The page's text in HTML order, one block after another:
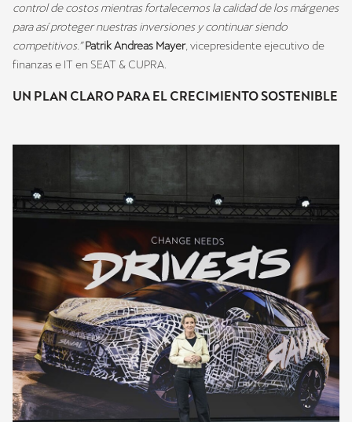
control de costos mientras fortalecemos la calidad de los márgenes
para así proteger nuestras inversiones y continuar siendo
competitivos.”Patrik Andreas Mayer, vicepresidente ejecutivo de
finanzas e IT en SEAT & CUPRA.
UN PLAN CLARO PARA EL CRECIMIENTO SOSTENIBLE